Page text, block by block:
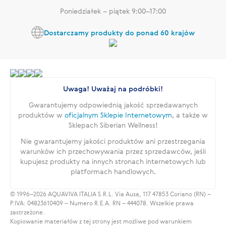
Poniedziałek – piątek 9:00–17:00
Dostarczamy produkty do ponad 60 krajów
Uwaga! Uważaj na podróbki!
Gwarantujemy odpowiednią jakość sprzedawanych
produktów w oficjalnym Sklepie Internetowym, a także w
Sklepach Siberian Wellness!
Nie gwarantujemy jakości produktów ani przestrzegania
warunków ich przechowywania przez sprzedawców, jeśli
kupujesz produkty na innych stronach internetowych lub
platformach handlowych.
© 1996–2026 AQUAVIVA ITALIA S.R.L. Via Ausa, 117 47853 Coriano (RN) –
P.IVA: 04823610409 – Numero R.E.A. RN – 444078. Wszelkie prawa
zastrzeżone.
Kopiowanie materiałów z tej strony jest możliwe pod warunkiem